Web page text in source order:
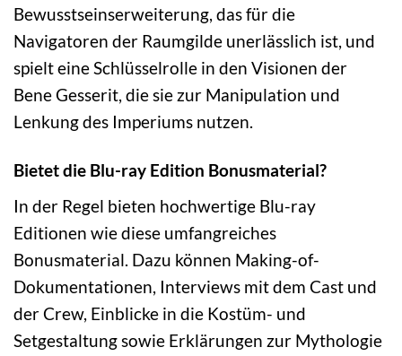
Bewusstseinserweiterung, das für die
Navigatoren der Raumgilde unerlässlich ist, und
spielt eine Schlüsselrolle in den Visionen der
Bene Gesserit, die sie zur Manipulation und
Lenkung des Imperiums nutzen.
Bietet die Blu-ray Edition Bonusmaterial?
In der Regel bieten hochwertige Blu-ray
Editionen wie diese umfangreiches
Bonusmaterial. Dazu können Making-of-
Dokumentationen, Interviews mit dem Cast und
der Crew, Einblicke in die Kostüm- und
Setgestaltung sowie Erklärungen zur Mythologie